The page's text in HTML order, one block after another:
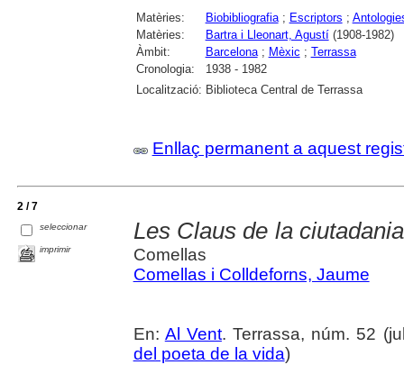
Matèries: Biobibliografia; Escriptors ;
Matèries:
Bartra i Lleonart, Agustí(1908-1982)
Àmbit:
Barcelona; Mèxic ; Terrassa
Cronologia:
1938 - 1982
Localització: Biblioteca Central de Terrassa
Enllaç permanent a aquest
2 / 7
seleccionar
imprimir
Les Claus de la
Comellas
Comellas i Colldeforns, Jaume
En: Al Vent. Terrassa, núm. 52
del poeta de la vida)